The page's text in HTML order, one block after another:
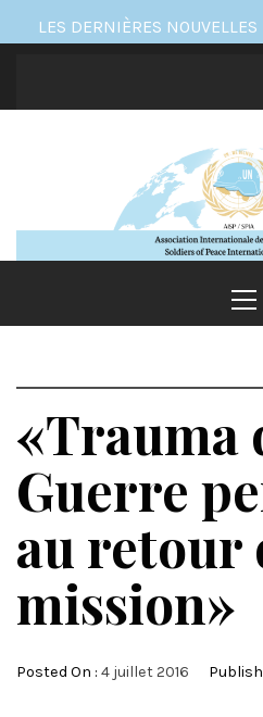
Skip
to
LES DERNIÈRES NOUVELLES
«Trauma
Guerre
au retour
mission»
Posted On : 4 juillet 2016